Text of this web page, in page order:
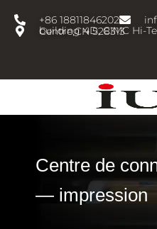
+86 18811846202
building 4D, CIMC Hi-Tech Intelligent Manufacturing Centre,CN 528313
Centre de
— impression